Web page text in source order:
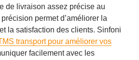
de livraison assez précise au
permet d’améliorer la
la satisfaction des clients. Sinfoni
transport pour améliorer vos
facilement avec les